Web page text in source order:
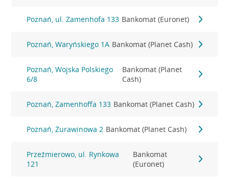
Poznań, ul. Zamenhofa 133 Bankomat (Euronet)
Poznań, Waryńskiego 1A Bankomat (Planet Cash)
Poznań, Wojska Polskiego
6/8
Bankomat (Planet
Cash)
Poznań, Zamenhoffa 133 Bankomat (Planet Cash)
Poznań, Żurawinowa 2 Bankomat (Planet Cash)
Przeźmierowo, ul. Rynkowa
121
Bankomat
(Euronet)